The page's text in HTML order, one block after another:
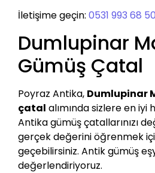
İletişime geçin: 0531 993 68 50
Dumlupinar
Gümüş Çatal
Poyraz Antika, Dumlupinar
çatal alımında sizlere en iyi
Antika gümüş çatallarınızı
gerçek değerini öğrenmek
geçebilirsiniz. Antik gümüş
değerlendiriyoruz.